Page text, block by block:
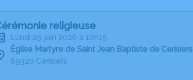
religieuse
lundi 29 juin 2026 à 10h15
Église Martyre de Saint Jean Baptiste de Cerisiers
89320 Cerisiers